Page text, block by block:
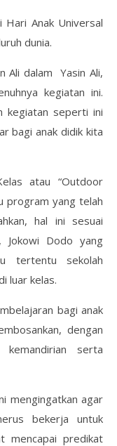
Hari Anak Universal
dunia.
Ali dalam Yasin Ali,
kegiatan ini.
kegiatan seperti ini
bagi anak didik kita
atau “Outdoor
program yang telah
hal ini sesuai
Jokowi Dodo yang
tertentu sekolah
luar kelas.
bagi anak
dengan
serta
mengingatkan agar
bekerja untuk
mencapai predikat